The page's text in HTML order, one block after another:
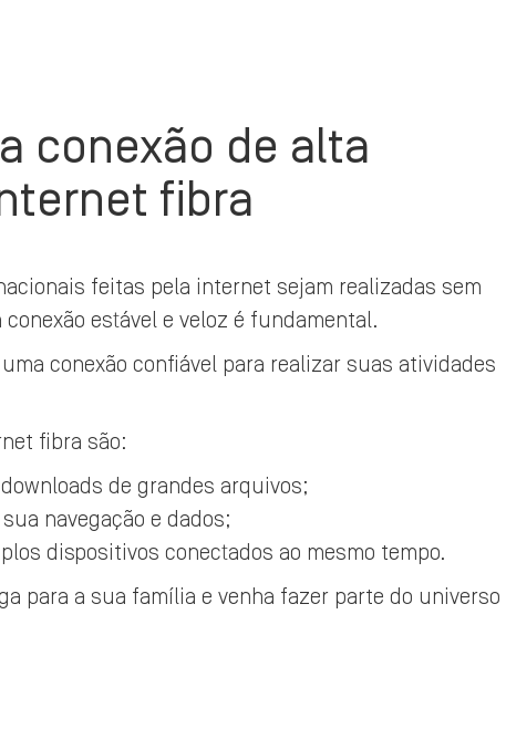
conexão de alta
fibra
feitas pela internet sejam realizadas sem
estável e veloz é fundamental.
conexão confiável para realizar suas atividades
fibra são:
de grandes arquivos;
navegação e dados;
dispositivos conectados ao mesmo tempo.
para a sua família e venha fazer parte do universo